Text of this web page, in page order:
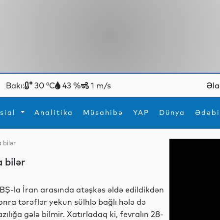
Bakı: 30 °C 43 % 1 m/s
Analitika Müsahibə YAP Dünya
İdman
bilər
bilər
la İran arasında atəşkəs əldə edildikdən
tərəflər yekun sülhlə bağlı hələ də
gələ bilmir. Xatırladaq ki, fevralın 28-